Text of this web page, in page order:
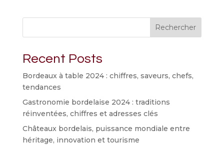
Rechercher
Recent Posts
Bordeaux à table 2024 : chiffres, saveurs, chefs,
tendances
Gastronomie bordelaise 2024 : traditions
réinventées, chiffres et adresses clés
Châteaux bordelais, puissance mondiale entre
héritage, innovation et tourisme